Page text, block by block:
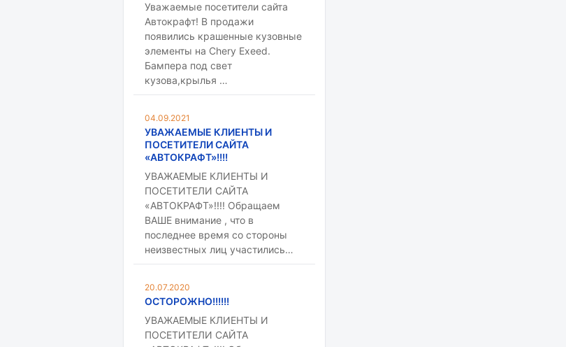
Уважаемые посетители сайта
Автокрафт! В продажи
появились крашенные кузовные
элементы на Chery Exeed.
Бампера под свет
кузова,крылья …
04.09.2021
УВАЖАЕМЫЕ КЛИЕНТЫ И
ПОСЕТИТЕЛИ САЙТА
«АВТОКРАФТ»!!!!
УВАЖАЕМЫЕ КЛИЕНТЫ И
ПОСЕТИТЕЛИ САЙТА
«АВТОКРАФТ»!!!! Обращаем
ВАШЕ внимание , что в
последнее время со стороны
неизвестных лиц участились…
20.07.2020
ОСТОРОЖНО!!!!!!
УВАЖАЕМЫЕ КЛИЕНТЫ И
ПОСЕТИТЕЛИ САЙТА